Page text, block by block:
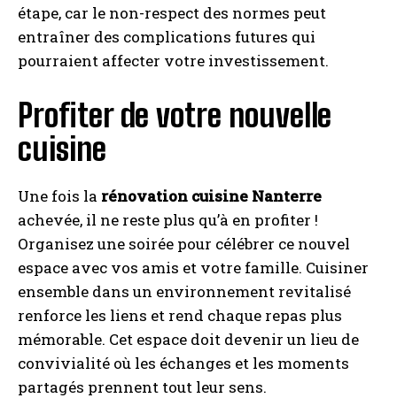
étape, car le non-respect des normes peut
entraîner des complications futures qui
pourraient affecter votre investissement.
Profiter de votre nouvelle
cuisine
Une fois la rénovation cuisine Nanterre
achevée, il ne reste plus qu’à en profiter !
Organisez une soirée pour célébrer ce nouvel
espace avec vos amis et votre famille. Cuisiner
ensemble dans un environnement revitalisé
renforce les liens et rend chaque repas plus
mémorable. Cet espace doit devenir un lieu de
convivialité où les échanges et les moments
partagés prennent tout leur sens.